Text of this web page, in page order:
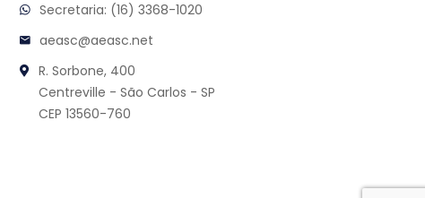
Secretaria: (16) 3368-1020
aeasc@aeasc.net
R. Sorbone, 400
Centreville - São Carlos - SP
CEP 13560-760